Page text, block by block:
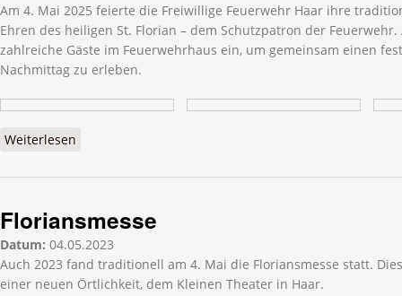
Am 4. Mai 2025 feierte die Freiwillige Feuerwehr Haar ihre
Ehren des heiligen St. Florian – dem Schutzpatron der
zahlreiche Gäste im Feuerwehrhaus ein, um gemeinsam einen
Nachmittag zu erleben.
Weiterlesen
Floriansmesse
Datum: 04.05.2023
Auch 2023 fand traditionell am 4. Mai die Floriansmesse statt.
einer neuen Örtlichkeit, dem Kleinen Theater in Haar.